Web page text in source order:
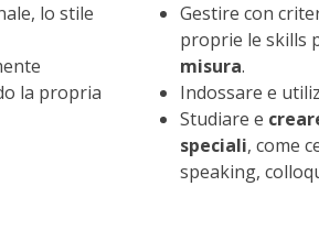
lo stile
la propria
Gestire con
proprie le skills
misura.
Indossare e
Studiare e
speciali, come
speaking,